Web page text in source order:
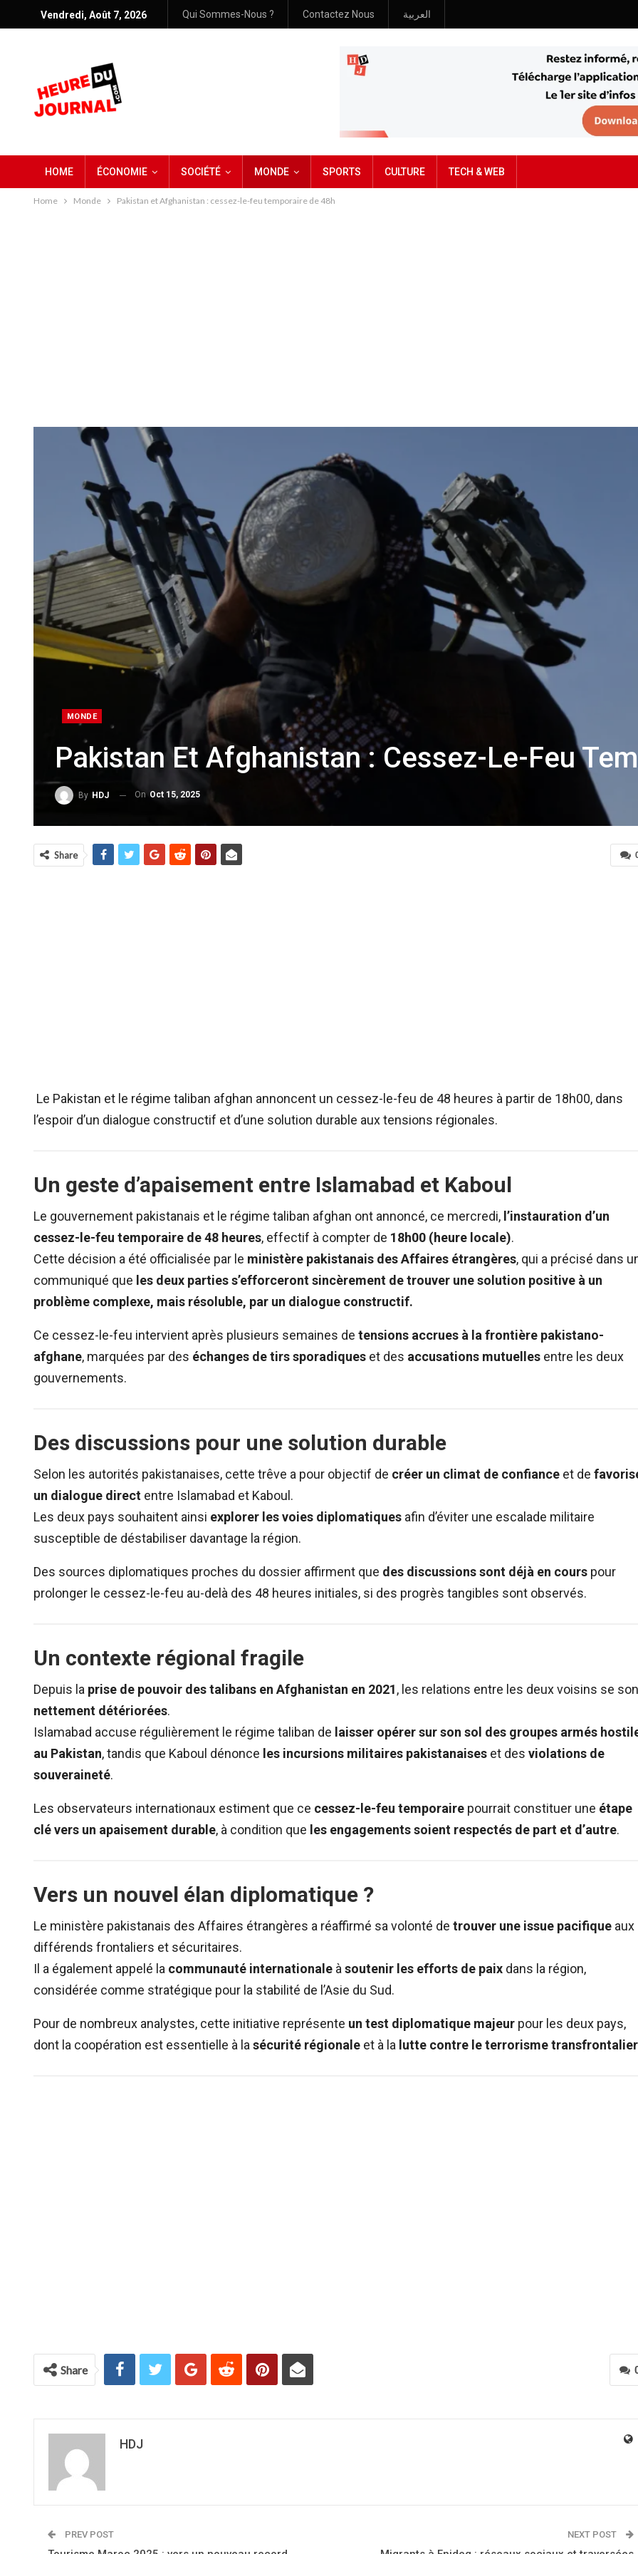
Vendredi, Août 7, 2026 Qui Sommes-Nous ? Contactez Nous العربية
HOME ÉCONOMIE SOCIÉTÉ MONDE SPORTS CULTURE TECH & WEB
Home Monde Pakistan et Afghanistan : cessez-le-feu temporaire de 48h
MONDE
Pakistan Et Afghanistan : Cessez-Le-Feu
By HDJ On Oct 15, 2025
Share
Le Pakistan et le régime taliban afghan annoncent un cessez-le-feu de 48 heures à partir de 18h00, dans
l’espoir d’un dialogue constructif et d’une solution durable aux tensions régionales.
Un geste d’apaisement entre Islamabad et Kaboul
Le gouvernement pakistanais et le régime taliban afghan ont annoncé, ce mercredi, l’instauration d’un
cessez-le-feu temporaire de 48 heures, effectif à compter de 18h00 (heure locale).
Cette décision a été officialisée par le ministère pakistanais des Affaires étrangères, qui a précisé dans
communiqué que les deux parties s’efforceront sincèrement de trouver une solution positive à un
problème complexe, mais résoluble, par un dialogue constructif.
Ce cessez-le-feu intervient après plusieurs semaines de tensions accrues à la frontière pakistano-
afghane, marquées par des échanges de tirs sporadiques et des accusations mutuelles entre les deux
gouvernements.
Des discussions pour une solution durable
Selon les autorités pakistanaises, cette trêve a pour objectif de créer un climat de confiance et de
un dialogue direct entre Islamabad et Kaboul.
Les deux pays souhaitent ainsi explorer les voies diplomatiques afin d’éviter une escalade militaire
susceptible de déstabiliser davantage la région.
Des sources diplomatiques proches du dossier affirment que des discussions sont déjà en cours pour
prolonger le cessez-le-feu au-delà des 48 heures initiales, si des progrès tangibles sont observés.
Un contexte régional fragile
Depuis la prise de pouvoir des talibans en Afghanistan en 2021, les relations entre les deux voisins se
nettement détériorées.
Islamabad accuse régulièrement le régime taliban de laisser opérer sur son sol des groupes armés
au Pakistan, tandis que Kaboul dénonce les incursions militaires pakistanaises et des violations de
souveraineté.
Les observateurs internationaux estiment que ce cessez-le-feu temporaire pourrait constituer une étape
clé vers un apaisement durable, à condition que les engagements soient respectés de part et d’autre.
Vers un nouvel élan diplomatique ?
Le ministère pakistanais des Affaires étrangères a réaffirmé sa volonté de trouver une issue pacifique aux
différends frontaliers et sécuritaires.
Il a également appelé la communauté internationale à soutenir les efforts de paix dans la région,
considérée comme stratégique pour la stabilité de l’Asie du Sud.
Pour de nombreux analystes, cette initiative représente un test diplomatique majeur pour les deux pays,
dont la coopération est essentielle à la sécurité régionale et à la lutte contre le terrorisme transfrontalier
Share
HDJ
PREV POST NEXT POST